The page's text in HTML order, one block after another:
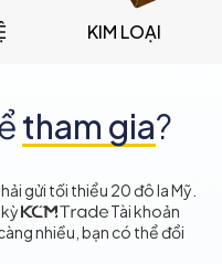
KIM LOẠI
tham gia?
gửi tối thiểu 20 đô la Mỹ.
Tài khoản
nhiều, bạn có thể đổi